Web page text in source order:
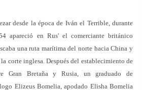
desde la época de Iván el Terrible, durante
apareció en Rus' el comerciante británico
una ruta marítima del norte hacia China y
corte inglesa. Después del establecimiento de
Gran Bretaña y Rusia, un graduado de
Elizeus Bomelia, apodado Elisha Bomelia